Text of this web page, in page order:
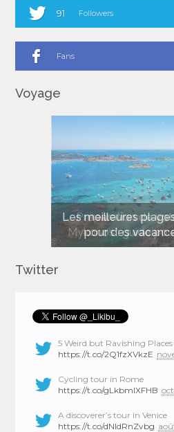
91 Followers
Fans
Voyage
Les meilleures
pour des
Twitter
5 Weird but Ravishing
https://t.co/2Q1fzXVkzE
Cycling tour in Rome
https://t.co/gLkbmlXFHB
A discoverer’s tour in Venice
https://t.co/dNIdRnZvbg